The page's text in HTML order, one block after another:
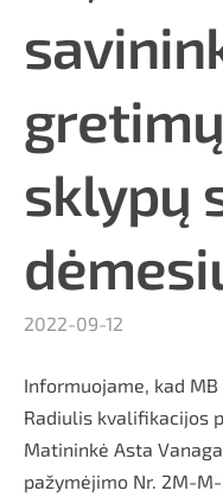
sklypų
2022-09-12
Informuojame, kad
Radiulis kvalifikacijos
Matininkė Asta
pažymėjimo Nr. 2M-